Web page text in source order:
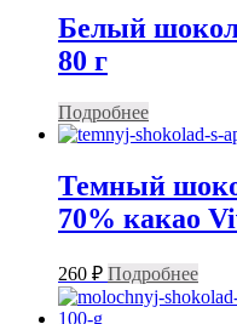
Белый
80 г
Подробнее
Темный
70% какао
260 ₽ Подробнее